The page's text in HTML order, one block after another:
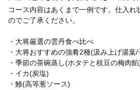
コース内容はあくまで一例です。仕入れ
のでご了承ください。
・大将厳選の雲丹食べ比べ
・大将おすすめの強肴2種(汲み上げ湯葉
・季節の茶碗蒸し(ホタテと枝豆の梅肉餡
・イカ(炭塩)
・鯵(高等葱ソース)